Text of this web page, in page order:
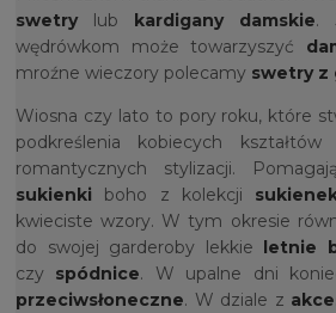
swetrylub kardigany damskie.
wędrówkom może towarzyszyć
mroźne wieczory polecamy swetry z
Wiosna czy lato to pory roku, które
podkreślenia kobiecych
romantycznych stylizacji.
sukienki boho z kolekcji
kwieciste wzory. W tym okresie
do swojej garderoby lekkie letnie
czy spódnice. W upalne dni
przeciwsłoneczne. W dziale z